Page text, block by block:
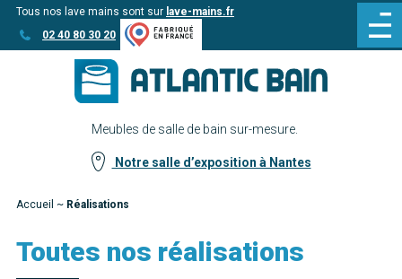
Aller
au
Aller au
contenu
Tous nos lave mains sont sur lave-mains.fr
02 40 80 30 20
Meubles de salle de bain sur-mesure.
Notre salle d’exposition à Nantes
Accueil ~ Réalisations
Toutes nos réalisations